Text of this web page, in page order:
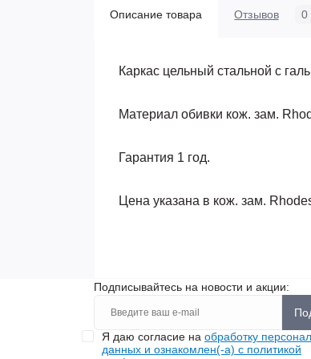
Описание товара Отзывов 0
Каркас цельный стальной с
Материал обивки кож. зам.
Гарантия 1 год.
Цена указана в кож. зам.
Подписывайтесь на новости и акции:
Я даю согласие на обработку
данных и ознакомлен(-а) с политикой